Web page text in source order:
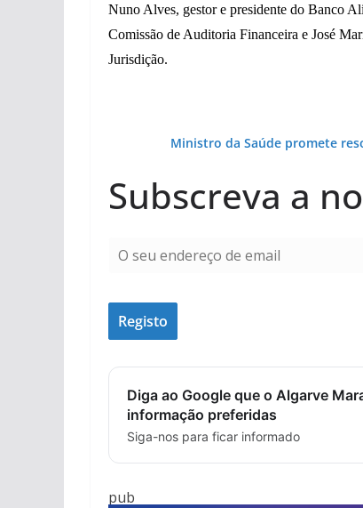
Nuno Alves, gestor e presidente do Banco
Comissão de Auditoria Financeira e José
Jurisdição.
Ministro da Saúde promete
Subscreva a
Diga ao Google que o Algarve
informação preferidas
Siga-nos para ficar informado
pub